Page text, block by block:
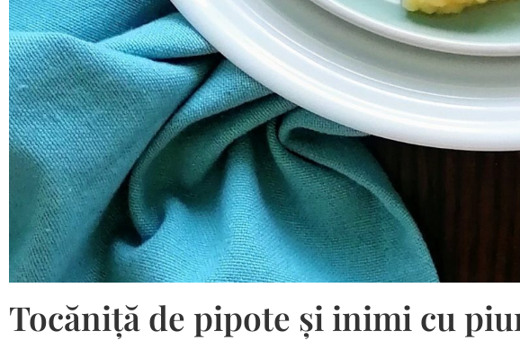
Tocăniță de pipote și inimi cu